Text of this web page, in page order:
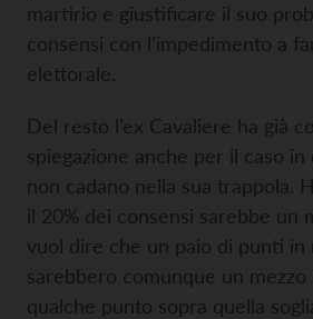
martirio e giustificare il suo
consensi con l’impedimento a
elettorale.
Del resto l’ex Cavaliere ha già
spiegazione anche per il caso in
non cadano nella sua trappola.
il 20% dei consensi sarebbe un
vuol dire che un paio di punti in
sarebbero comunque un mezzo
qualche punto sopra quella